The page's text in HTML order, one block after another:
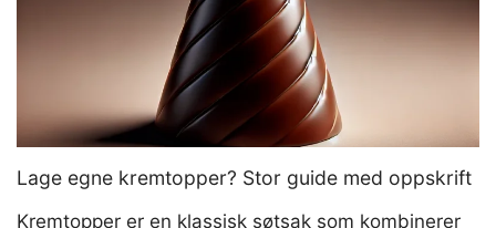
Lage egne kremtopper? Stor guide med oppskrift
Kremtopper er en klassisk søtsak som kombinerer